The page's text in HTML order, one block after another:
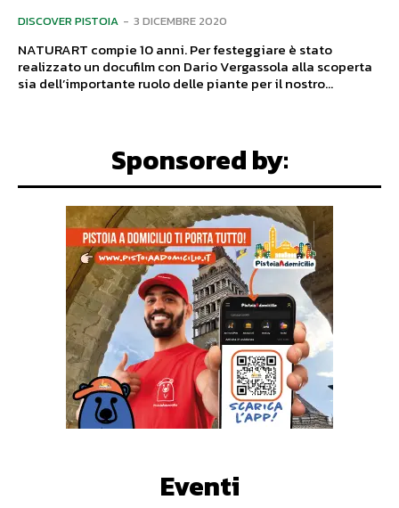
DISCOVER PISTOIA - 3 DICEMBRE 2020
NATURART compie 10 anni. Per festeggiare è stato
realizzato un docufilm con Dario Vergassola alla scoperta
sia dell’importante ruolo delle piante per il nostro...
Sponsored by:
Eventi